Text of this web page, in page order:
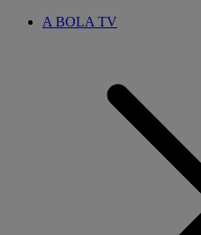
A BOLA TV